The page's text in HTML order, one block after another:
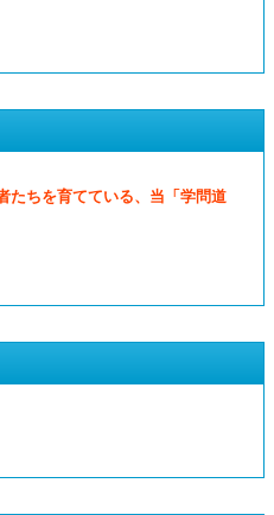
たちを育てている、当「学問道